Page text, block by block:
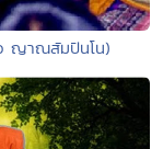
ญาณสัมปันโน)